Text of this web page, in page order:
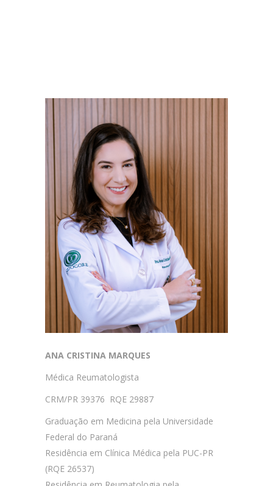
ANA CRISTINA MARQUES
Médica Reumatologista
CRM/PR 39376 RQE 29887
Graduação em Medicina pela Universidade
Federal do Paraná
Residência em Clínica Médica pela PUC-PR
(RQE 26537)